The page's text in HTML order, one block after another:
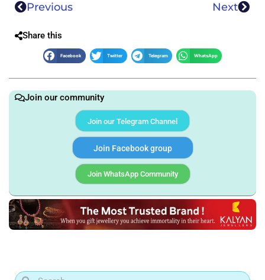
Previous Next
Share this
Facebook Twitter Telegram WhatsApp
Join our community
Join our Telegram Channel
Join Facebook group
Join WhatsApp Community